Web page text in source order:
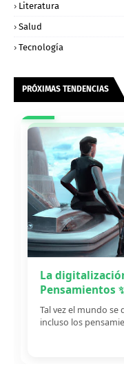
Literatura
Salud
Tecnología
PRÓXIMAS TENDENCIAS
La
Pensamientos
Tal vez el mundo
incluso los